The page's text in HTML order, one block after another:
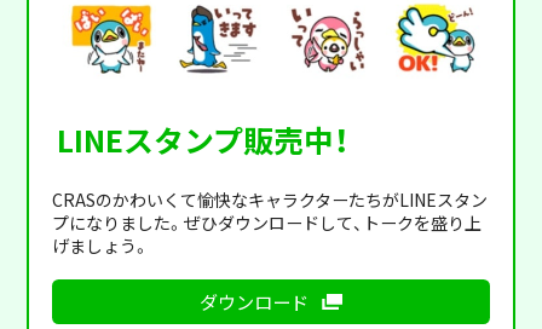
LINEスタンプ販売中！
CRASのかわいくて愉快なキャラクターたちがLINEスタン
プになりました。ぜひダウンロードして、トークを盛り上
げましょう。
ダウンロード